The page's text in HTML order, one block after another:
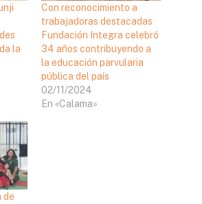
la
Con reconocimiento a
trabajadoras destacadas
Fundación Integra celebró
34 años contribuyendo a
la educación parvularia
pública del país
02/11/2024
En «Calama»
de